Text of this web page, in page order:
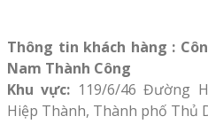
Thông tin khách hàng :
Nam Thành Công
Khu vực: 119/6/46 Đường
Hiệp Thành, Thành phố Thủ